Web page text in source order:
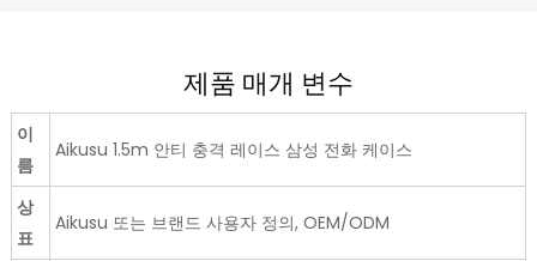
제품 매개 변수
이
름
Aikusu 1.5m 안티 충격 레이스 삼성 전화 케이스
상
표
Aikusu 또는 브랜드 사용자 정의, OEM/ODM